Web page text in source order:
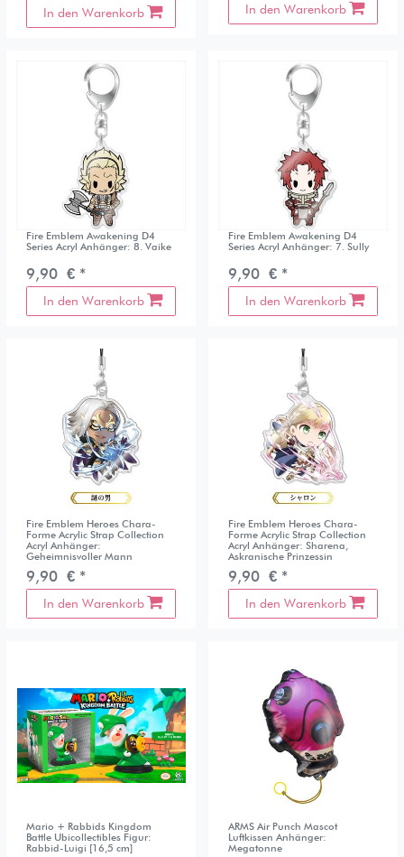
In den Warenkorb In den Warenkorb
Fire Emblem Awakening D4
Series Acryl Anhänger: 8. Vaike
9,90 € *
In den Warenkorb
Fire Emblem Awakening D4
Series Acryl Anhänger: 7. Sully
9,90 € *
In den Warenkorb
Fire Emblem Heroes Chara-
Forme Acrylic Strap Collection
Acryl Anhänger:
Geheimnisvoller Mann
9,90 € *
In den Warenkorb
Fire Emblem Heroes Chara-
Forme Acrylic Strap Collection
Acryl Anhänger: Sharena,
Askranische Prinzessin
9,90 € *
In den Warenkorb
Mario + Rabbids Kingdom
Battle Ubicollectibles Figur:
Rabbid-Luigi [16,5 cm]
ARMS Air Punch Mascot
Luftkissen Anhänger:
Megatonne